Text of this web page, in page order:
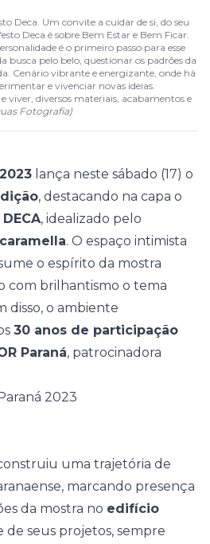
Deca. Um convite a cuidar de si, do seu
Deca é sobre Bem Estar e Bem Ficar.
é o primeiro passo para esse
busca pelo belo, questionar os padrões da
Cenário vibrante e energizante, onde há
e vivenciar novas ideias.
viver, diversos materiais, acabamentos e
Fotografia)
2023 lança neste sábado (17) o
, destacando na capa o
, idealizado pelo
. O espaço intimista
o espírito da mostra
com brilhantismo o tema
disso, o ambiente
30 anos de participação
Paraná, patrocinadora
uma trajetória de
marcando presença
da mostra no edifício
de seus projetos, sempre